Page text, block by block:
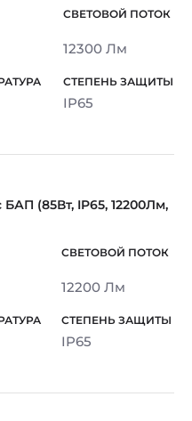
12300 Лм
IP65
(85Вт, IP65, 12200Лм,
12200 Лм
IP65